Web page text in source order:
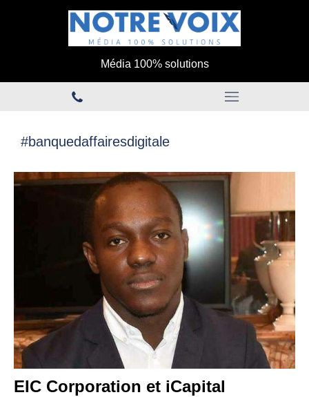
Média 100% solutions
#banquedaffairesdigitale
EIC Corporation et iCapital